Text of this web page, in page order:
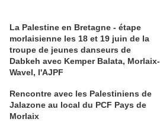
La Palestine en Bretagne - étape
morlaisienne les 18 et 19 juin de la
troupe de jeunes danseurs de
Dabkeh avec Kemper Balata, Morlaix-
Wavel, l'AJPF
Rencontre avec les Palestiniens de
Jalazone au local du PCF Pays de
Morlaix